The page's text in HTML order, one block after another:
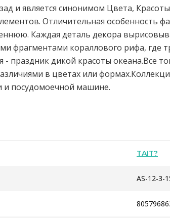
и является синонимом Цвета,
Отличительная особенность
Каждая деталь декора
фрагментами кораллового рифа, где
- праздник дикой красоты океана.Все
в цветах или
посудомоечной машине.
TAIT?
AS-12-3-